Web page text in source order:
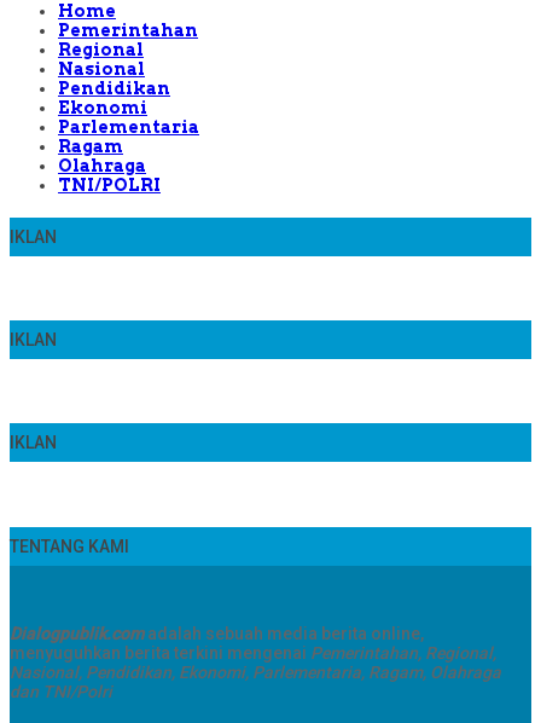
Home
Pemerintahan
Regional
Nasional
Pendidikan
Ekonomi
Parlementaria
Ragam
Olahraga
TNI/POLRI
IKLAN
IKLAN
IKLAN
TENTANG KAMI
Dialogpublik.comadalah sebuah media berita online,
menyuguhkan berita terkini mengenai Pemerintahan, Regional,
Nasional, Pendidikan, Ekonomi, Parlementaria, Ragam, Olahraga
dan TNI/Polri